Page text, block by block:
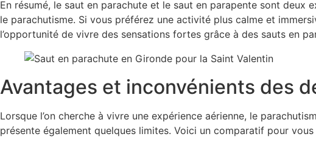
En résumé, le saut en parachute et le saut en parapente sont deux
le parachutisme. Si vous préférez une activité plus calme et
l’opportunité de vivre des sensations fortes grâce à des sauts en
Avantages et inconvénients des
Lorsque l’on cherche à vivre une expérience aérienne, le
présente également quelques limites. Voici un comparatif pour